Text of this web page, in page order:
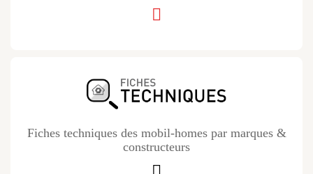
Fiches techniques des mobil-homes par marques &
constructeurs